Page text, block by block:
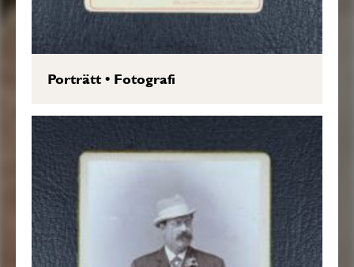
Porträtt• Fotografi